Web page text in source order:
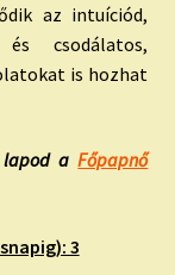
az intuíciód,
csodálatos,
is hozhat
lapod aFőpapnő
3